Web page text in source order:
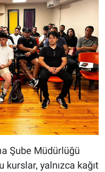
Şube Müdürlüğü
yalnızca kağıt